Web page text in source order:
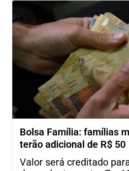
Bolsa Família: famílias
terão adicional de R$ 50
Valor será creditado